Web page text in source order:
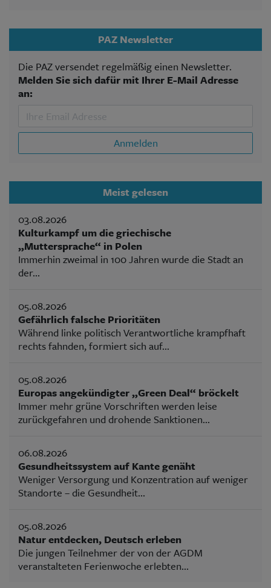
PAZ Newsletter
Die PAZ versendet regelmäßig einen Newsletter.
Melden Sie sich dafür mit Ihrer E-Mail Adresse
an:
Anmelden
Meist gelesen
03.08.2026
Kulturkampf um die griechische
„Muttersprache“ in Polen
Immerhin zweimal in 100 Jahren wurde die Stadt an
der...
05.08.2026
Gefährlich falsche Prioritäten
Während linke politisch Verantwortliche krampfhaft
rechts fahnden, formiert sich auf...
05.08.2026
Europas angekündigter „Green Deal“ bröckelt
Immer mehr grüne Vorschriften werden leise
zurückgefahren und drohende Sanktionen...
06.08.2026
Gesundheitssystem auf Kante genäht
Weniger Versorgung und Konzentration auf weniger
Standorte – die Gesundheit...
05.08.2026
Natur entdecken, Deutsch erleben
Die jungen Teilnehmer der von der AGDM
veranstalteten Ferienwoche erlebten...